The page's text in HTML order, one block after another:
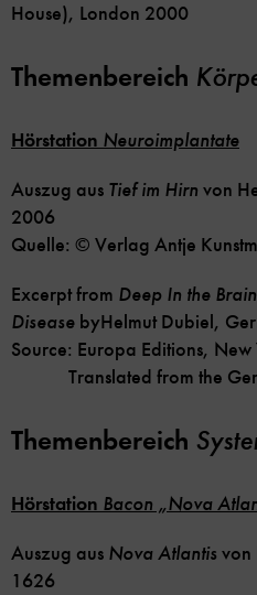
House), London 2000
Themenbereich
Hörstation Neuroimplantate
Auszug aus Tief im Hirn von
2006
Quelle: © Verlag Antje
Excerpt from Deep In the
Disease byHelmut Dubiel,
Source: Europa Editions,
Translated from the
Themenbereich
Hörstation Bacon „Nova
Auszug aus Nova Atlantis von
1626